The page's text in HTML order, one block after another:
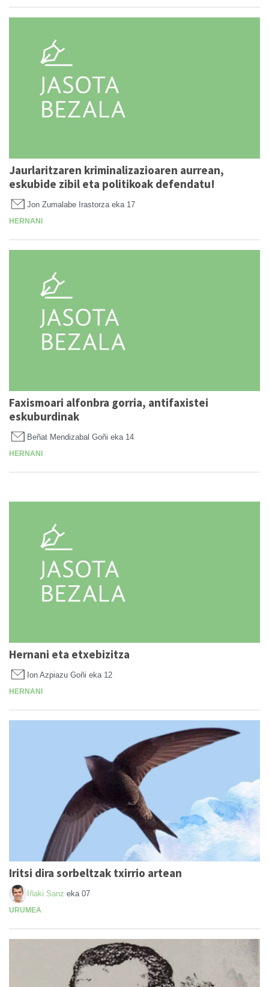
Jaurlaritzaren kriminalizazioaren aurrean,
eskubide zibil eta politikoak defendatu!
Jon Zumalabe Irastorza eka 17
HERNANI
Faxismoari alfonbra gorria, antifaxistei
eskuburdinak
Beñat Mendizabal Goñi eka 14
HERNANI
Hernani eta etxebizitza
Ion Azpiazu Goñi eka 12
HERNANI
Iritsi dira sorbeltzak txirrio artean
Iñaki Sanz eka 07
URUMEA